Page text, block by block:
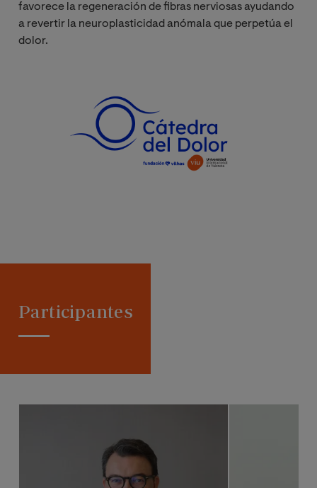
favorece la regeneración de fibras nerviosas ayudando
a revertir la neuroplasticidad anómala que perpetúa el
dolor.
Participantes